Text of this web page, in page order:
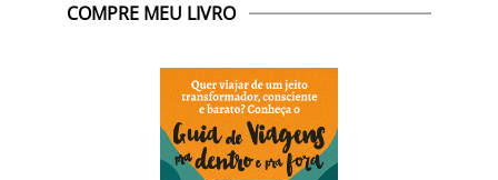
COMPRE MEU LIVRO